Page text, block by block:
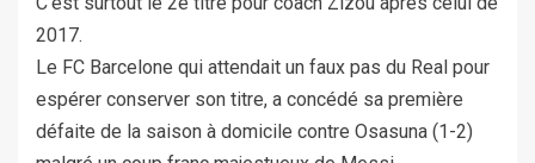
2017.
Le FC Barcelone qui attendait un faux pas du Real pour
espérer conserver son titre, a concédé sa première
défaite de la saison à domicile contre Osasuna (1-2)